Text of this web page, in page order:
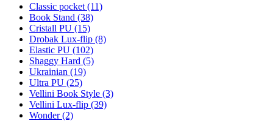
Classic pocket (11)
Book Stand (38)
Cristall PU (15)
Drobak Lux-flip (8)
Elastic PU (102)
Shaggy Hard (5)
Ukrainian (19)
Ultra PU (25)
Vellini Book Style (3)
Vellini Lux-flip (39)
Wonder (2)